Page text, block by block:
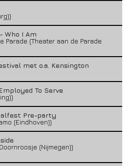
Who I Am
Parade (Theater aan de Parade
met o.a. Kensington
To Serve
Pre-party
(Eindhoven))
(Nijmegen))